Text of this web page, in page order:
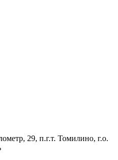
29, п.г.т. Томилино, г.о.